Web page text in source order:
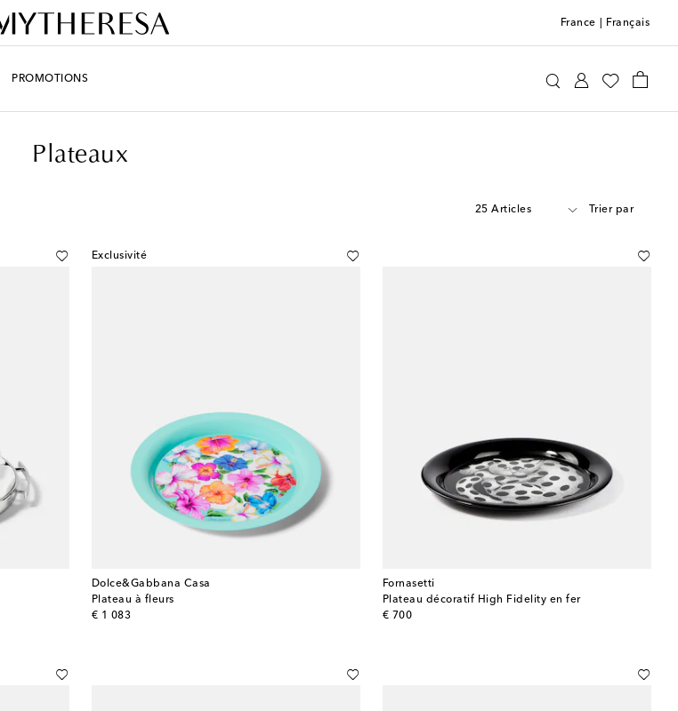
France Français
PROMOTIONS
Plateaux
25 Articles Trier par
Exclusivité
Dolce&Gabbana Casa
Plateau à fleurs
€ 1 083
original price
Fornasetti
Plateau décoratif High Fidelity en fer
€ 700
original price